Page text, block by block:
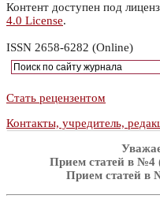
Контент доступен под
4.0 License.
ISSN 2658-6282 (Online)
Стать рецензентом
Контакты, учредитель,
Прием статей в №4
Прием статей в